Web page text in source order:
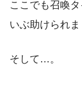
ここでも召喚
いぶ助けられま
そして…。